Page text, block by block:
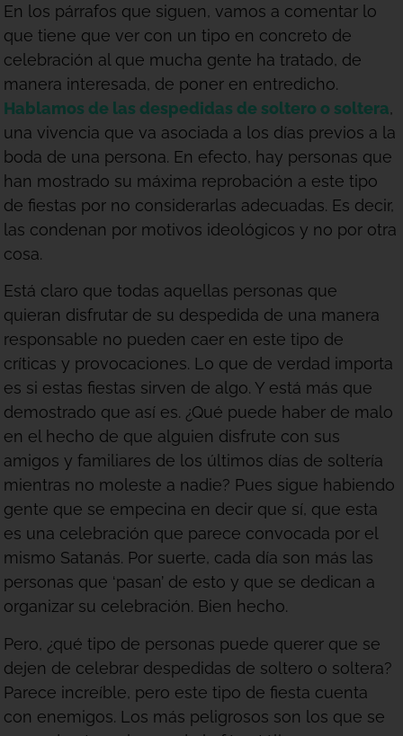
En los párrafos que siguen, vamos a comentar lo
que tiene que ver con un tipo en concreto de
celebración al que mucha gente ha tratado, de
manera interesada, de poner en entredicho.
Hablamos de las despedidas de soltero o soltera,
una vivencia que va asociada a los días previos a la
boda de una persona. En efecto, hay personas que
han mostrado su máxima reprobación a este tipo
de fiestas por no considerarlas adecuadas. Es decir,
las condenan por motivos ideológicos y no por otra
cosa.
Está claro que todas aquellas personas que
quieran disfrutar de su despedida de una manera
responsable no pueden caer en este tipo de
críticas y provocaciones. Lo que de verdad importa
es si estas fiestas sirven de algo. Y está más que
demostrado que así es. ¿Qué puede haber de malo
en el hecho de que alguien disfrute con sus
amigos y familiares de los últimos días de soltería
mientras no moleste a nadie? Pues sigue habiendo
gente que se empecina en decir que sí, que esta
es una celebración que parece convocada por el
mismo Satanás. Por suerte, cada día son más las
personas que ‘pasan’ de esto y que se dedican a
organizar su celebración. Bien hecho.
Pero, ¿qué tipo de personas puede querer que se
dejen de celebrar despedidas de soltero o soltera?
Parece increíble, pero este tipo de fiesta cuenta
con enemigos. Los más peligrosos son los que se